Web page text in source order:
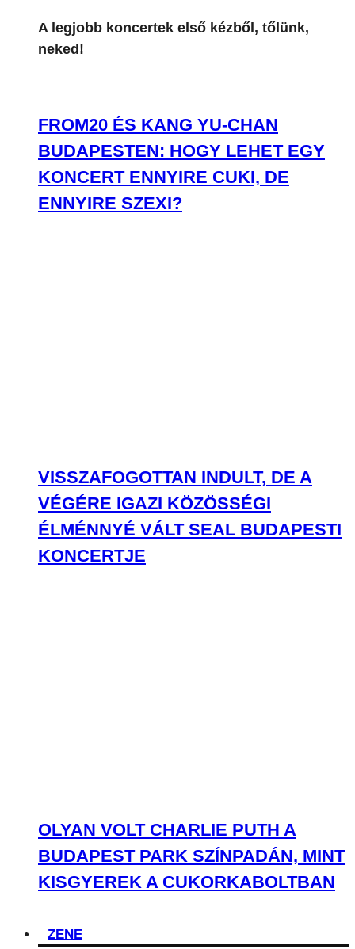
A legjobb koncertek első kézből, tőlünk,
neked!
FROM20 ÉS KANG YU-CHAN
BUDAPESTEN: HOGY LEHET EGY
KONCERT ENNYIRE CUKI, DE
ENNYIRE SZEXI?
VISSZAFOGOTTAN INDULT, DE A
VÉGÉRE IGAZI KÖZÖSSÉGI
ÉLMÉNNYÉ VÁLT SEAL BUDAPESTI
KONCERTJE
OLYAN VOLT CHARLIE PUTH A
BUDAPEST PARK SZÍNPADÁN, MINT
KISGYEREK A CUKORKABOLTBAN
ZENE